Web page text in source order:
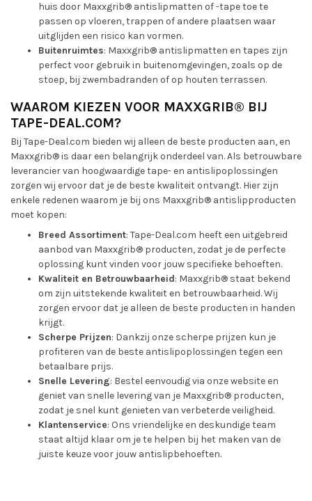
huis door Maxxgrib® antislipmatten of -tape toe te
passen op vloeren, trappen of andere plaatsen waar
uitglijden een risico kan vormen.
Buitenruimtes: Maxxgrib® antislipmatten en tapes zijn
perfect voor gebruik in buitenomgevingen, zoals op de
stoep, bij zwembadranden of op houten terrassen.
WAAROM KIEZEN VOOR MAXXGRIB® BIJ
TAPE-DEAL.COM?
Bij Tape-Deal.com bieden wij alleen de beste producten aan, en
Maxxgrib® is daar een belangrijk onderdeel van. Als betrouwbare
leverancier van hoogwaardige tape- en antislipoplossingen
zorgen wij ervoor dat je de beste kwaliteit ontvangt. Hier zijn
enkele redenen waarom je bij ons Maxxgrib® antislipproducten
moet kopen:
Breed Assortiment: Tape-Deal.com heeft een uitgebreid
aanbod van Maxxgrib® producten, zodat je de perfecte
oplossing kunt vinden voor jouw specifieke behoeften.
Kwaliteit en Betrouwbaarheid: Maxxgrib® staat bekend
om zijn uitstekende kwaliteit en betrouwbaarheid. Wij
zorgen ervoor dat je alleen de beste producten in handen
krijgt.
Scherpe Prijzen: Dankzij onze scherpe prijzen kun je
profiteren van de beste antislipoplossingen tegen een
betaalbare prijs.
Snelle Levering: Bestel eenvoudig via onze website en
geniet van snelle levering van je Maxxgrib® producten,
zodat je snel kunt genieten van verbeterde veiligheid.
Klantenservice: Ons vriendelijke en deskundige team
staat altijd klaar om je te helpen bij het maken van de
juiste keuze voor jouw antislipbehoeften.